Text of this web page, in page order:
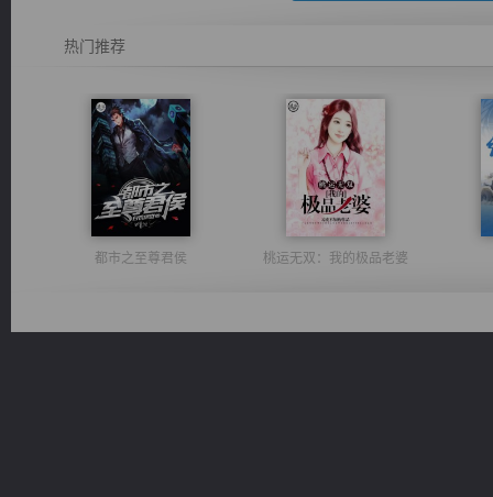
热门推荐
都市之至尊君侯 桃运无双：我的极品老婆